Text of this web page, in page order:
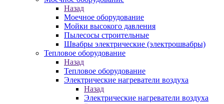
Назад
Моечное оборудование
Мойки высокого давления
Пылесосы строительные
Швабры электрические (электрошвабры)
Тепловое оборудование
Назад
Тепловое оборудование
Электрические нагреватели воздуха
Назад
Электрические нагреватели воздуха